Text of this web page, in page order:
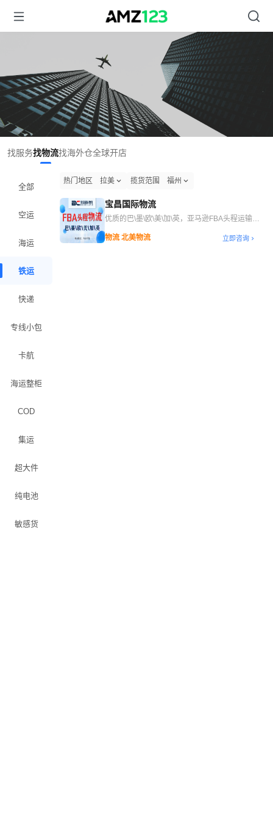
找服务找物流找海外仓全球开店
全部
空运
海运
铁运
快递
专线小包
卡航
海运整柜
COD
集运
超大件
纯电池
敏感货
热门地区 拉美 揽货范围 福州
宝昌国际物流
优质的巴\墨\欧\美\加\英，亚马逊FBA头程运输服
物流 北美物流
立即咨询